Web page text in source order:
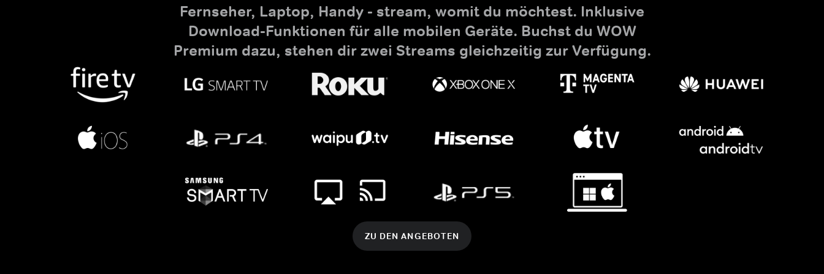
Fernseher, Laptop, Handy - stream, womit du möchtest. Inklusive
Download-Funktionen für alle mobilen Geräte. Buchst du WOW
Premium dazu, stehen dir zwei Streams gleichzeitig zur Verfügung.
ZU DEN ANGEBOTEN